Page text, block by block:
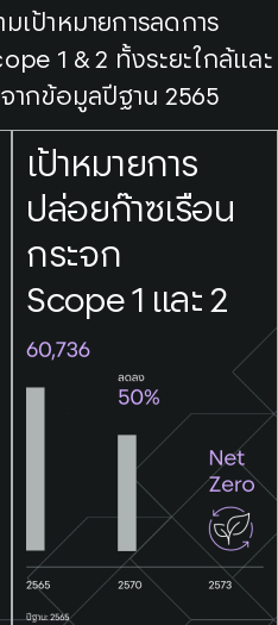
เป้าหมายการลดการ
1 & 2 ทั้งระยะใกล้และ
จากข้อมูลปีฐาน 2565
เป้าหมายการ
ปล่อยก๊าซเรือน
กระจก
Scope 1 และ 2